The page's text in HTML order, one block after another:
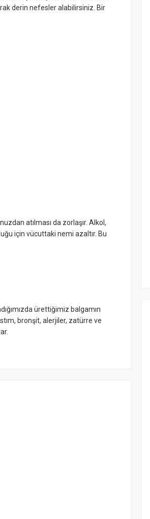
derin nefesler alabilirsiniz. Bir
atılması da zorlaşır. Alkol,
için vücuttaki nemi azaltır. Bu
ürettiğimiz balgamın
bronşit, alerjiler, zatürre ve